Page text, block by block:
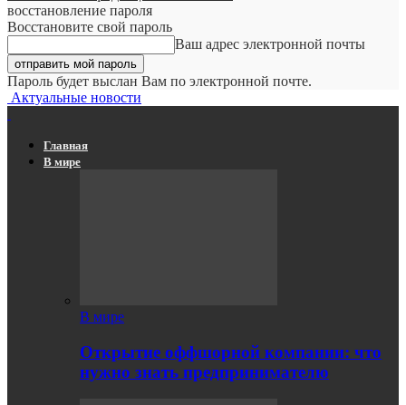
восстановление пароля
Восстановите свой пароль
Ваш адрес электронной почты
Пароль будет выслан Вам по электронной почте.
Актуальные новости
Главная
В мире
В мире
Открытие оффшорной компании: что
нужно знать предпринимателю